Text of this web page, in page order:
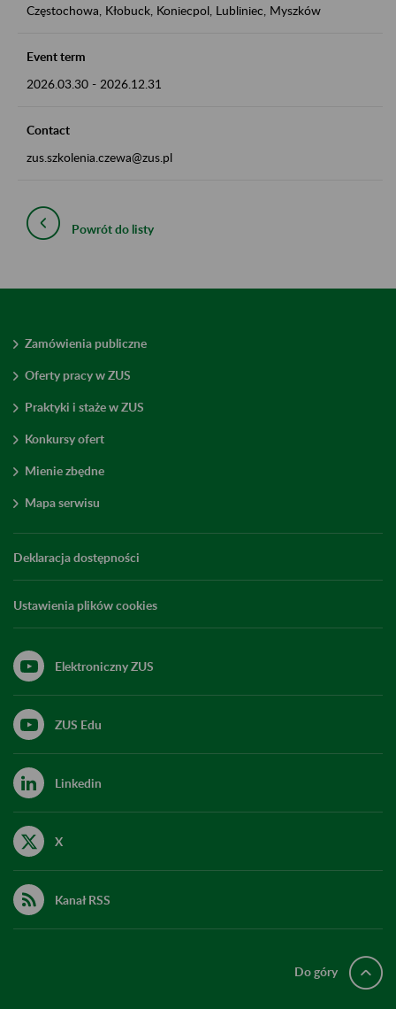
Częstochowa, Kłobuck, Koniecpol, Lubliniec, Myszków
Event term
2026.03.30 - 2026.12.31
Contact
zus.szkolenia.czewa@zus.pl
Powrót do listy
Zamówienia publiczne
Oferty pracy w ZUS
Praktyki i staże w ZUS
Konkursy ofert
Mienie zbędne
Mapa serwisu
Deklaracja dostępności
Ustawienia plików cookies
Elektroniczny ZUS
ZUS Edu
Linkedin
X
Kanał RSS
Do góry